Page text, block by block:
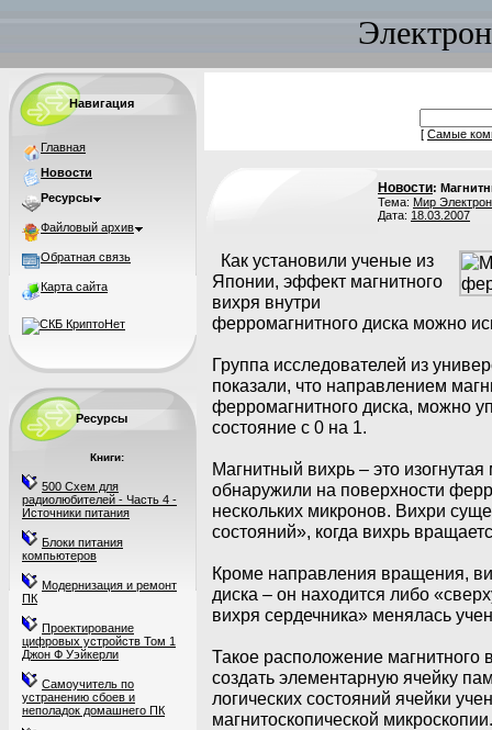
Навигация
Главная
Новости
Ресурсы
Файловый архив
Обратная связь
Карта сайта
Ресурсы
Книги:
500 Схем для
радиолюбителей - Часть 4 -
Источники питания
Блоки питания
компьютеров
Модернизация и ремонт
ПК
Проектирование
цифровых устройств Том 1
Джон Ф Уэйкерли
Самоучитель по
устранению сбоев и
неполадок домашнего ПК
[ Самые
Новости:
Тема: Мир
Дата: 18.03.2007
Как установили ученые из
Японии, эффект магнитного
вихря внутри
ферромагнитного диска можно
Группа исследователей из
показали, что направлением
ферромагнитного диска, можно
состояние с 0 на 1.
Магнитный вихрь – это
обнаружили на поверхности
нескольких микронов. Вихри
состояний», когда вихрь
Кроме направления вращения,
диска – он находится либо
вихря сердечника» менялась
Такое расположение магнитного
создать элементарную ячейку
логических состояний ячейки
магнитоскопической микроскопии.